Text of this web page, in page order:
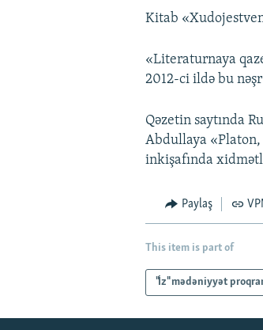
Kitab
«Literaturnaya
2012-ci ildə bu
Qəzetin saytında
Abdullaya
inkişafında
Paylaş
This item is part of
"İz" mədəniyyət